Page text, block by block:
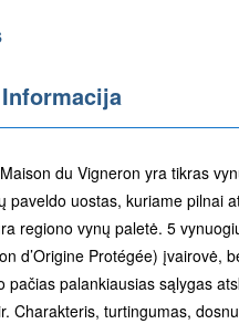
du Vigneron yra tikras
paveldo uostas, kuriame pilnai
regiono vynų paletė. 5
d’Origine Protégée) įvairovė,
pačias palankiausias sąlygas
Charakteris, turtingumas,